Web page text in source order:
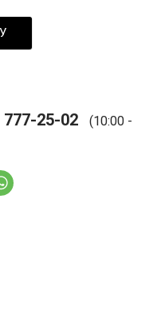
777-25-02
(10:00 -